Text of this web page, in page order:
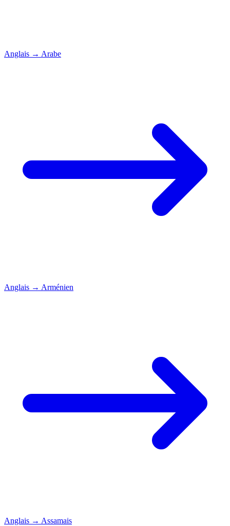
Anglais → Arabe
Anglais → Arménien
Anglais → Assamais